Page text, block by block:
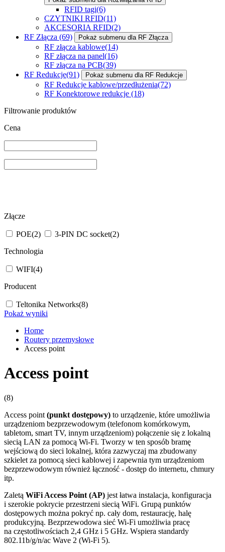
RFID tagi(6)
CZYTNIKI RFID(11)
AKCESORIA RFID(2)
RF Złącza (69) Pokaż submenu dla RF Złącza
RF złącza kablowe(14)
RF złącza na panel(16)
RF złącza na PCB(39)
RF Redukcje(91) Pokaż submenu dla RF Redukcje
RF Redukcje kablowe/przedłużenia(72)
RF Konektorowe redukcje (18)
Filtrowanie produktów
Cena
Złącze
POE(2) 3-PIN DC socket(2)
Technologia
WIFI(4)
Producent
Teltonika Networks(8)
Pokaż wyniki
Home
Routery przemysłowe
Access point
Access point
(8)
Access point (punkt dostępowy) to urządzenie, które umożliwia
urządzeniom bezprzewodowym (telefonom komórkowym,
tabletom, smart TV, innym urządzeniom) połączenie się z lokalną
siecią LAN za pomocą Wi-Fi. Tworzy w ten sposób bramę
wejściową do sieci lokalnej, która zazwyczaj ma zbudowany
szkielet za pomocą sieci kablowej i zapewnia tym urządzeniom
bezprzewodowym również łączność - dostęp do internetu, chmury
itp.
Zaletą WiFi Access Point (AP) jest łatwa instalacja, konfiguracja
i szerokie pokrycie przestrzeni siecią WiFi. Grupą punktów
dostępowych można pokryć np. cały dom, restaurację, halę
produkcyjną. Bezprzewodowa sieć Wi-Fi umożliwia pracę
na częstotliwościach 2,4 GHz i 5 GHz. Wspiera standardy
802.11b/g/n/ac Wave 2 (Wi-Fi 5).